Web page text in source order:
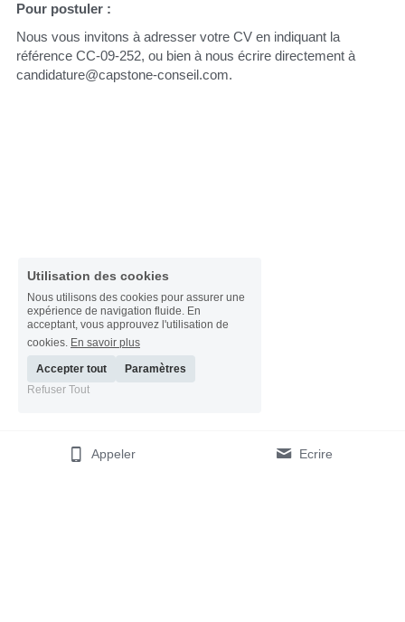
Pour postuler :
Nous vous invitons à adresser votre CV en indiquant la
référence CC-09-252, ou bien à nous écrire directement à
candidature@capstone-conseil.com.
Appeler Ecrire
Utilisation des cookies
Nous utilisons des cookies pour assurer une
expérience de navigation fluide. En
acceptant, vous approuvez l'utilisation de
cookies. En savoir plus
Accepter tout
Paramètres
Refuser Tout